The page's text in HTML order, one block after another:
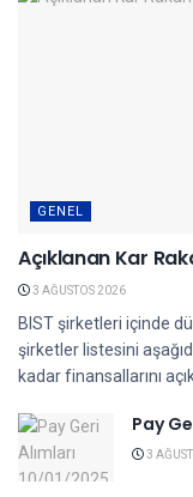
GENEL
Açıklanan Kar
3 AĞUSTOS 2026
BIST şirketleri içinde
şirketler listesini
kadar finansallarını
Pay
3